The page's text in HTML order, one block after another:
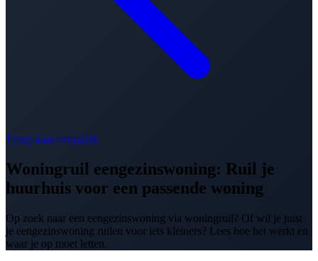
Terug naar overzicht
Woningruil eengezinswoning: Ruil je
huurhuis voor een passende woning
Op zoek naar een eengezinswoning via woningruil? Of wil je juist
je eengezinswoning ruilen voor iets kleiners? Lees hoe het werkt en
waar je op moet letten.